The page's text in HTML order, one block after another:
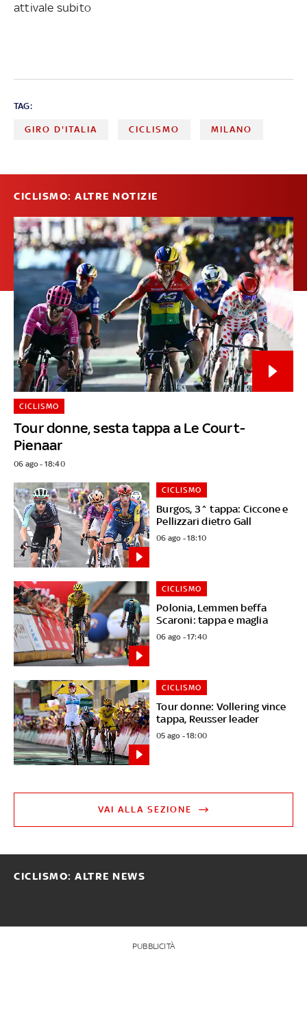
attivale subito
TAG:
GIRO D'ITALIA CICLISMO MILANO
CICLISMO: ALTRE NOTIZIE
Tour donne, sesta tappa a Le Court-
Pienaar
CICLISMO
06 ago - 18:40
Burgos, 3^ tappa: Ciccone e
Pellizzari dietro Gall
CICLISMO
06 ago - 18:10
Polonia, Lemmen beffa
Scaroni: tappa e maglia
CICLISMO
06 ago - 17:40
Tour donne: Vollering vince
tappa, Reusser leader
CICLISMO
05 ago - 18:00
VAI ALLA SEZIONE
CICLISMO: ALTRE NEWS
PUBBLICITÀ